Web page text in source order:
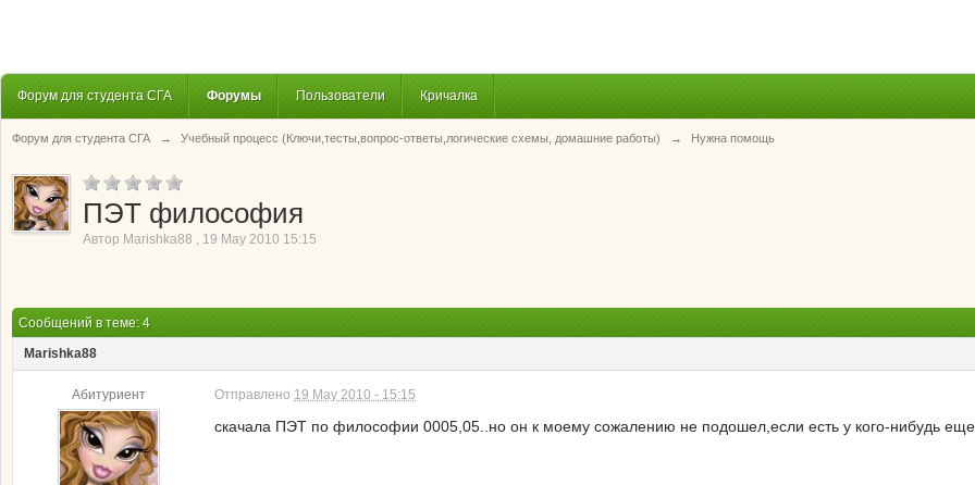
Форум для студента СГА Форумы Пользователи Кричалка
Форум для студента СГА → Учебный процесс (Ключи,тесты,вопрос-ответы,логические схемы, домашние работы) → Нужна помощь
ПЭТ философия
Автор Marishka88 , 19 May 2010 15:15
Сообщений в теме: 4
Marishka88
Абитуриент Отправлено 19 May 2010 - 15:15
скачала ПЭТ по философии 0005,05..но он к моему сожалению не подошел,если есть у кого-нибудь еще